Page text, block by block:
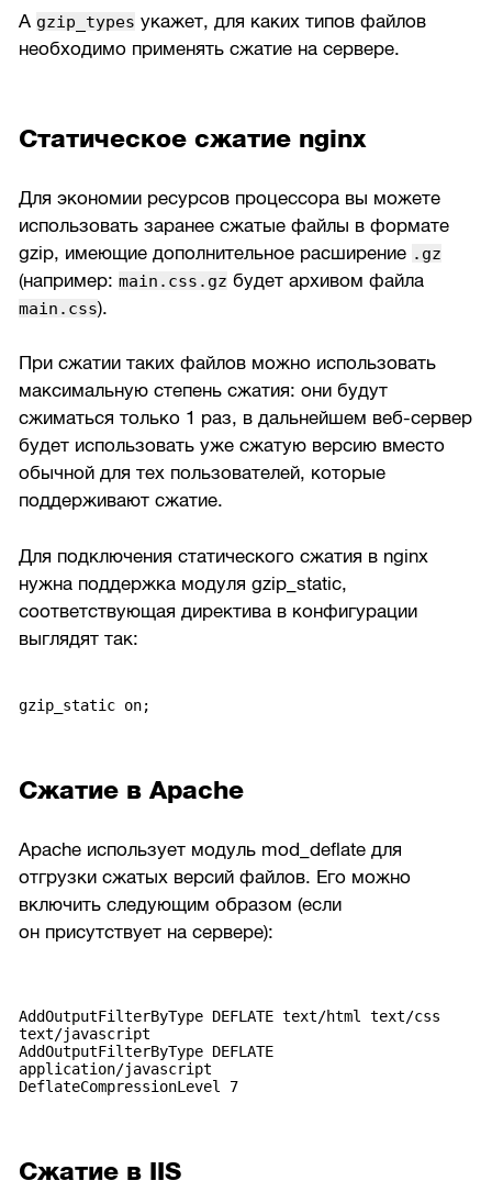
А gzip_types укажет, для каких типов файлов
необходимо применять сжатие на сервере.
Статическое сжатие nginx
Для экономии ресурсов процессора вы можете
использовать заранее сжатые файлы в формате
gzip, имеющие дополнительное расширение .gz
(например:main.css.gz будет архивом файла
main.css).
При сжатии таких файлов можно использовать
максимальную степень сжатия: они будут
сжиматься только 1 раз, в дальнейшем веб-сервер
будет использовать уже сжатую версию вместо
обычной для тех пользователей, которые
поддерживают сжатие.
Для подключения статического сжатия в nginx
нужна поддержка модуля gzip_static,
соответствующая директива в конфигурации
выглядят так:
gzip_static on;
Сжатие в Apache
Apache использует модуль mod_deflate для
отгрузки сжатых версий файлов. Его можно
включить следующим образом (если
он присутствует на сервере):
AddOutputFilterByType DEFLATE text/html text/css
text/javascript
AddOutputFilterByType DEFLATE
application/javascript
Сжатие в IIS